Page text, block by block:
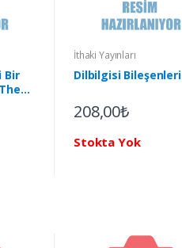
Bir
İthaki Yayınları
Dilbilgisi Bileşenleri
208,00₺
Stokta Yok